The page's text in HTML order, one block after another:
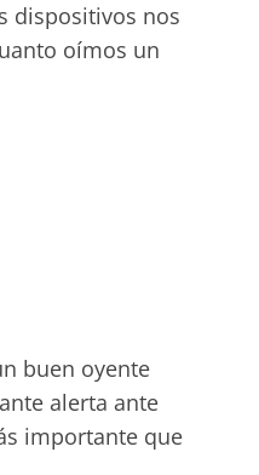
dispositivos nos
oímos un
buen oyente
alerta ante
importante que